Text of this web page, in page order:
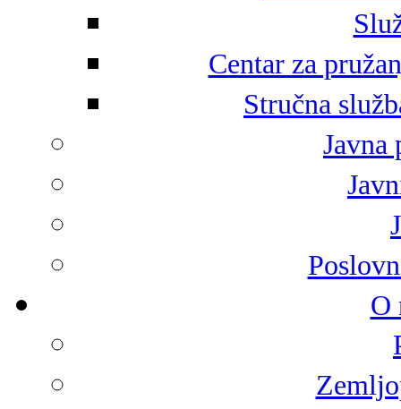
Centar za
Stručna
Javna
O